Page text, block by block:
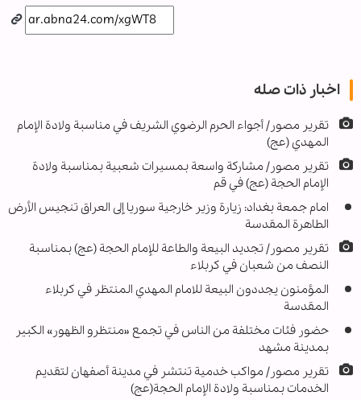
اخبار ذات صله
تقرير مصور/ أجواء الحرم الرضوي الشريف في مناسبة ولادة الإمام
المهدي (عج)
تقرير مصور/ مشاركة واسعة بمسيرات شعبية بمناسبة ولادة
الإمام الحجة (عج) في قم
امام جمعة بغداد: زيارة وزير خارجية سوريا إلى العراق تنجيس الأرض
الطاهرة المقدسة
تقرير مصور/ تجديد البيعة والطاعة للإمام الحجة (عج) بمناسبة
النصف من شعبان في كربلاء
المؤمنون يجددون البيعة للامام المهدي المنتظر في كربلاء
المقدسة
حضور فئات مختلفة من الناس في تجمع «منتظرو الظهور» الکبیر
بمدينة مشهد
تقرير مصور/ مواكب خدمية تنتشر في مدينة أصفهان لتقديم
الخدمات بمناسبة ولادة الإمام الحجة(عج)